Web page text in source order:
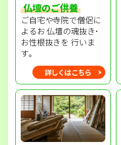
仏壇のご供養
ご自宅や寺院で僧侶に
よるお 仏壇の魂抜き･
お性根抜きを 行いま
す｡
詳しくはこちら